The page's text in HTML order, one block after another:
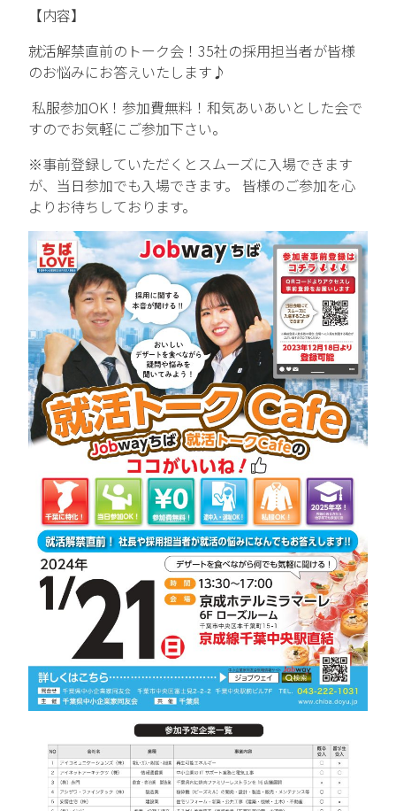
新卒エントリー
中途エントリー
お問い合わせ
【内容】
就活解禁直前のトーク会！35社の採用担当者が皆様
のお悩みにお答えいたします♪
私服参加OK！参加費無料！和気あいあいとした会で
すのでお気軽にご参加下さい。
※事前登録していただくとスムーズに入場できます
が、当日参加でも入場できます。 皆様のご参加を心
よりお待ちしております。